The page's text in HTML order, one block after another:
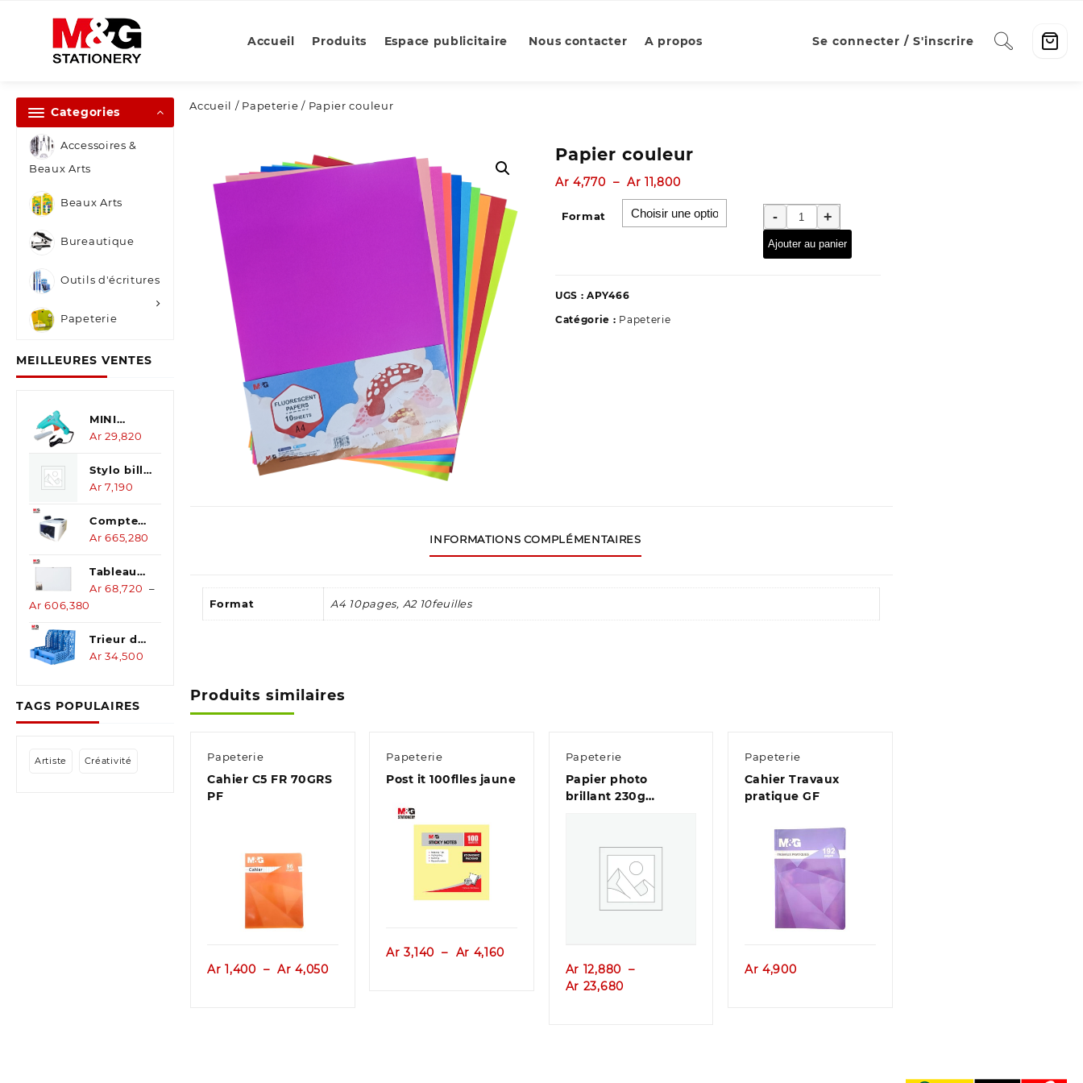
Accueil Produits Espace publicitaire Nous contacter A propos Se connecter / S'inscrire
Categories
Accessoires &
Beaux Arts
Beaux Arts
Bureautique
Outils d'écritures
Papeterie
MEILLEURES VENTES
MINI
pistolet à
thermofusible
10W
Ar 29,820
Stylo bille
4EN1
Ar 7,190
Compteur
de
Ar 665,280
Tableau
blanc
Ar 68,720 –
Ar 606,380
prix :
Ar 68,720
Trieur de
document
Ar 34,500
TAGS POPULAIRES
Artiste Créativité
Accueil / Papeterie / Papier couleur
Papier couleur
Ar 4,770 – Ar 11,800Plage
de
prix :
Ar 4,770
Format -
quantité
de
Papier
couleur
+
Ajouter au panier
UGS :APY466
Catégorie : Papeterie
INFORMATIONS COMPLÉMENTAIRES
Format A4 10pages, A2 10feuilles
Produits similaires
Papeterie
Cahier C5 FR 70GRS
PF
Aperçu
Ar 1,400 – Ar 4,050Plage
Papeterie
Post it 100flles jaune
Aperçu
Ar 3,140 – Ar 4,160
Papeterie
Papier photo
brillant 230g
Aperçu
Ar 12,880 –
Ar 23,680Plage
Papeterie
Cahier Travaux
pratique GF
Aperçu
Ar 4,900